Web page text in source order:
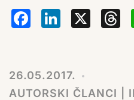
X
26.05.2017.
AUTORSKI ČLANCI |